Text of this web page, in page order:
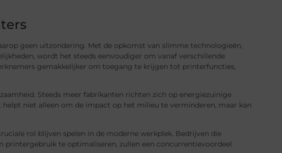
geen uitzondering. Met de opkomst van slimme technologieën,
wordt het steeds eenvoudiger om vanaf verschillende
gemakkelijker om toegang te krijgen tot printerfuncties,
Steeds meer fabrikanten richten zich op energiezuinige
niet alleen om de impact op het milieu te verminderen, maar kan
rol blijven spelen in de moderne werkplek. Bedrijven die
te optimaliseren, zullen een concurrentievoordeel